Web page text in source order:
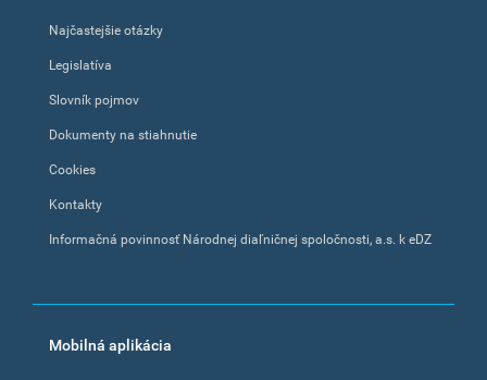
Najčastejšie otázky
Legislatíva
Slovník pojmov
Dokumenty na stiahnutie
Cookies
Kontakty
Informačná povinnosť Národnej diaľničnej spoločnosti, a.s. k eDZ
Mobilná aplikácia